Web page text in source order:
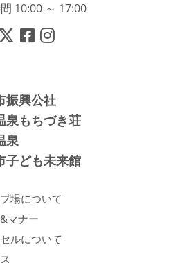
10:00 ～ 17:00
振興公社
泉もちづき荘
泉
子ども未来館
場について
マナー
ルについて